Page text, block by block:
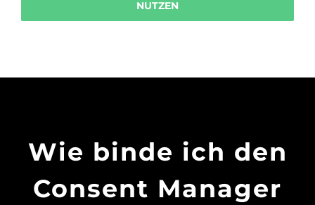
NUTZEN
Wie binde ich den
Consent Manager